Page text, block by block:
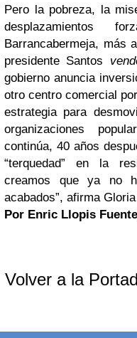
Pero la pobreza, la
desplazamientos
Barrancabermeja, más
presidente Santos
gobierno anuncia
otro centro comercial
estrategia para
organizaciones
continúa, 40 años
“terquedad” en la
creamos que ya no
acabados”, afirma
Por Enric Llopis Fuente
Volver a la